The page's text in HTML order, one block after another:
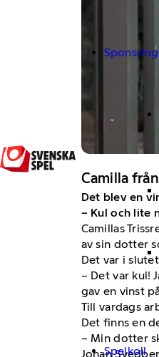
Sponsring
Spelkoll
Camilla
Det blev en
– Kul och lite
Camillas
av sin dotter
Det var i
– Det var kul!
gav en vinst
Till vardags
Det finns en
– Min dotter
Johan